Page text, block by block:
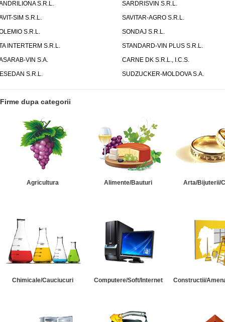
S.R.L.
SARDRISVIN S.R.L.
SIM S.R.L.
SAVITAR-AGRO S.R.L.
S.R.L.
SONDAJ S.R.L.
INTERTERM S.R.L.
STANDARD-VIN PLUS S.R.L.
VIN S.A.
CARNE DK S.R.L., I.C.S.
S.R.L.
SUDZUCKER-MOLDOVA S.A.
Firme dupa categorii
Agricultura Alimente/Bauturi Arta/Bijuterii/
Chimicale/Cauciucuri Computere/Soft/Internet Constructii/